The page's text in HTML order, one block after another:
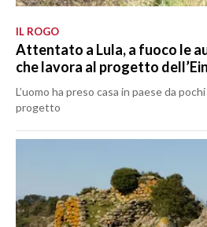
IL ROGO
Attentato a Lula, a fuoco le
che lavora al progetto
L’uomo ha preso casa in paese da
progetto